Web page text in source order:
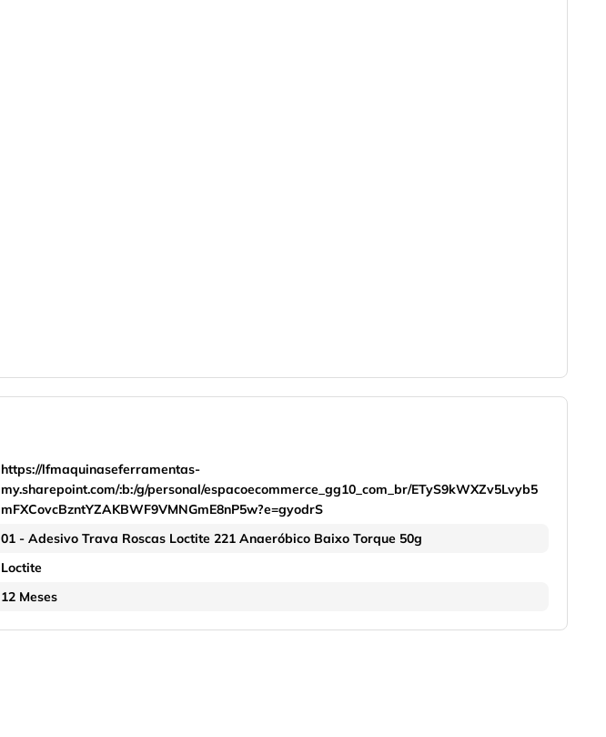
https://lfmaquinaseferramentas-
my.sharepoint.com/:b:/g/personal/espacoecommerce_gg10_com_br/ETyS9kWXZv5Lvyb5
mFXCovcBzntYZAKBWF9VMNGmE8nP5w?e=gyodrS
01 - Adesivo Trava Roscas Loctite 221 Anaeróbico Baixo Torque 50g
Loctite
12 Meses